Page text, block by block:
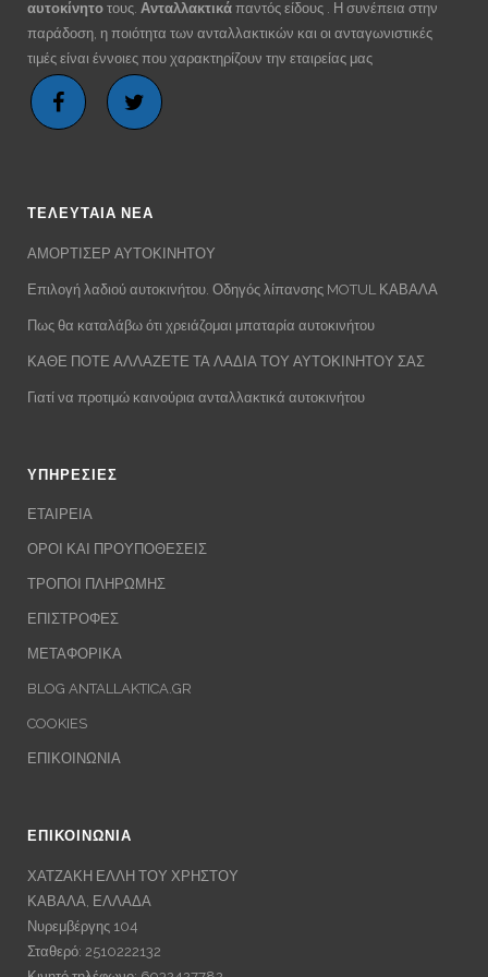
αυτοκίνητο τους. Ανταλλακτικά παντός είδους . Η συνέπεια στην
παράδοση, η ποιότητα των ανταλλακτικών και οι ανταγωνιστικές
τιμές είναι έννοιες που χαρακτηρίζουν την εταιρείας μας
ΤΕΛΕΥΤΑΙΑ ΝΕΑ
ΑΜΟΡΤΙΣΕΡ ΑΥΤΟΚΙΝΗΤΟΥ
Επιλογή λαδιού αυτοκινήτου. Οδηγός λίπανσης MOTUL ΚΑΒΑΛΑ
Πως θα καταλάβω ότι χρειάζομαι μπαταρία αυτοκινήτου
ΚΑΘΕ ΠΟΤΕ ΑΛΛΑΖΕΤΕ ΤΑ ΛΑΔΙΑ ΤΟΥ ΑΥΤΟΚΙΝΗΤΟΥ ΣΑΣ
Γιατί να προτιμώ καινούρια ανταλλακτικά αυτοκινήτου
ΥΠΗΡΕΣΙΕΣ
ΕΤΑΙΡΕΙΑ
ΟΡΟΙ ΚΑΙ ΠΡΟΥΠΟΘΕΣΕΙΣ
ΤΡΟΠΟΙ ΠΛΗΡΩΜΗΣ
ΕΠΙΣΤΡΟΦΕΣ
ΜΕΤΑΦΟΡΙΚΑ
BLOG ANTALLAKTICA.GR
COOKIES
ΕΠΙΚΟΙΝΩΝΙΑ
ΕΠΙΚΟΙΝΩΝΙΑ
ΧΑΤΖΑΚΗ ΕΛΛΗ ΤΟΥ ΧΡΗΣΤΟΥ
ΚΑΒΑΛΑ, ΕΛΛΑΔΑ
Νυρεμβέργης 104
Σταθερό: 2510222132